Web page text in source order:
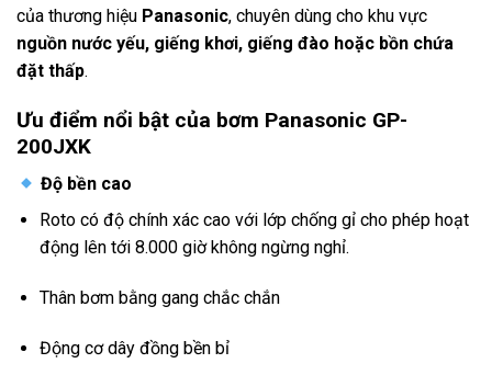
của thương hiệu Panasonic, chuyên dùng cho khu vực
nguồn nước yếu, giếng khơi, giếng đào hoặc bồn chứa
đặt thấp.
Ưu điểm nổi bật của bơm Panasonic GP-
200JXK
Độ bền cao
Roto có độ chính xác cao với lớp chống gỉ cho phép hoạt
động lên tới 8.000 giờ không ngừng nghỉ.
Thân bơm bằng gang chắc chắn
Động cơ dây đồng bền bỉ